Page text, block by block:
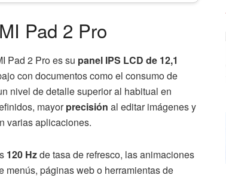
Pad 2 Pro
Pad 2 Pro es su panel IPS LCD de 12,1
con documentos como el consumo de
nivel de detalle superior al habitual en
mayorprecisión al editar imágenes y
varias aplicaciones.
120 Hzde tasa de refresco, las animaciones
menús, páginas web o herramientas de